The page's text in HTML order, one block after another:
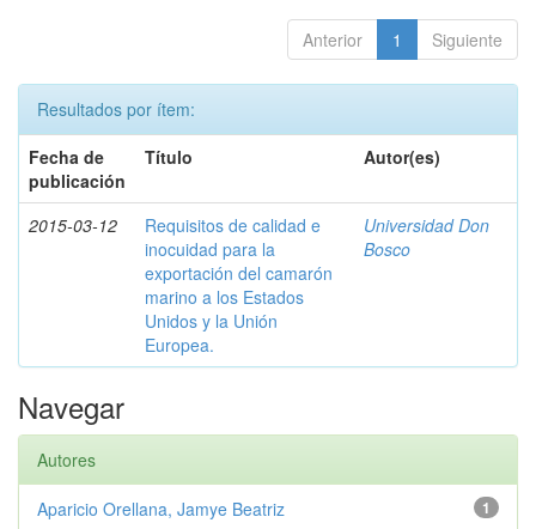
Anterior 1 Siguiente
Resultados por ítem:
Fecha de
publicación
Título Autor(es)
2015-03-12
Requisitos de calidad e
inocuidad para la
exportación del camarón
marino a los Estados
Unidos y la Unión
Europea.
Universidad Don
Bosco
Navegar
Autores
1
Aparicio Orellana, Jamye Beatriz